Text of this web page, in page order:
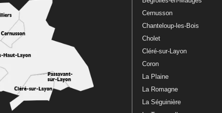
Cernusson
Chanteloup-les-Bois
Cholet
Cléré-sur-Layon
Coron
La Plaine
La Romagne
La Séguinière